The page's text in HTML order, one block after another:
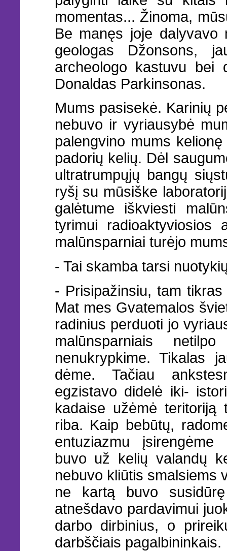
momentas... Žinoma,
Be manęs joje dalyvavo
geologas Džonsons,
archeologo kastuvu bei
Donaldas Parkinsonas.
Mums pasisekė. Karinių
nebuvo ir vyriausybė
palengvino mums
padorių kelių. Dėl
ultratrumpųjų bangų
ryšį su mūsiške
galėtume iškviesti
tyrimui radioaktyviosios
malūnsparniai turėjo
- Tai skamba tarsi
- Prisipažinsiu, tam
Mat mes Gvatemalos
radinius perduoti jo
malūnsparniais
nenukrypkime. Tikalas
dėme. Tačiau
egzistavo didelė iki-
kadaise užėmė
riba. Kaip bebūtų,
entuziazmu
buvo už kelių valandų
nebuvo kliūtis smalsiems
ne kartą buvo
atnešdavo pardavimui
darbo dirbinius, o
darbščiais pagalbininkais.